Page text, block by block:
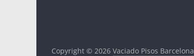
Copyright © 2026 Vaciado Pisos Barcelona